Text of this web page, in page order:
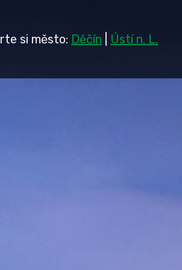
si město: Děčín Ústí n. L.